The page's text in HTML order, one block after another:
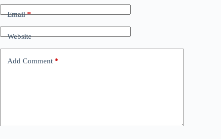
Email*
Website
Add Comment *